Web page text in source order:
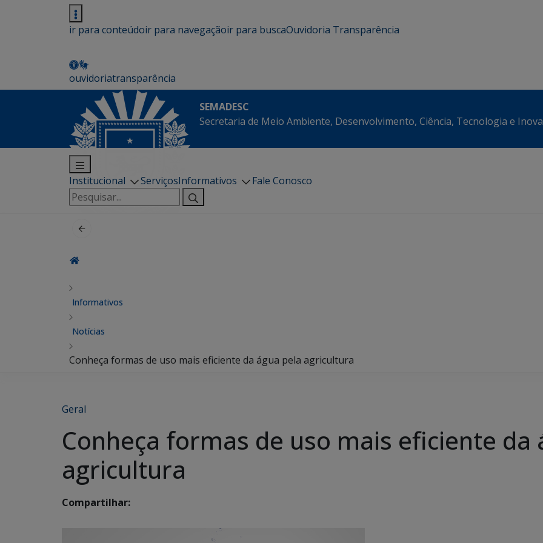
ir para conteúdoir para navegaçãoir para buscaOuvidoria Transparência
ouvidoriatransparência
SEMADESC
Secretaria de Meio Ambiente, Desenvolvimento, Ciência, Tecnologia e
Institucional ServiçosInformativos
Fale Conosco
Pesquisar
por:
Informativos
Notícias
Conheça formas de uso mais eficiente da água pela agricultura
Geral
Conheça formas de uso mais eficiente da
agricultura
Compartilhar: